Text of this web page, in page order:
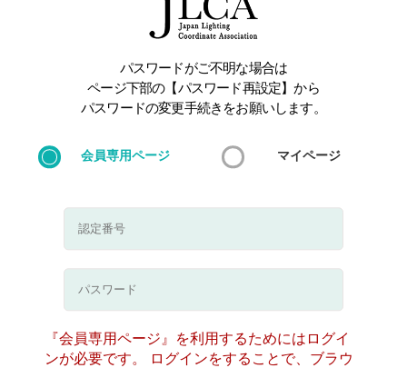
パスワードがご不明な場合は
ページ下部の【パスワード再設定】から
パスワードの変更手続きをお願いします。
会員専用ページ マイページ
『会員専用ページ』を利用するためにはログイ
ンが必要です。 ログインをすることで、ブラウ